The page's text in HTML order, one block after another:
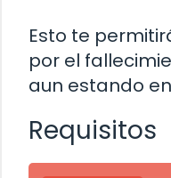
Esto te
por el
aun estando
Requisitos